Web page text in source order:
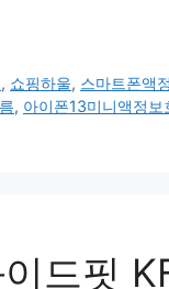
, 쇼핑하울, 스마트폰액
, 아이폰13미니액정보
드핏